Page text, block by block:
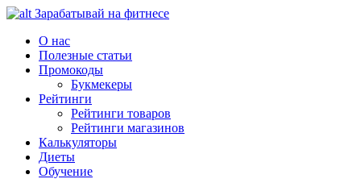
Зарабатывай на фитнесе
О нас
Полезные статьи
Промокоды
Букмекеры
Рейтинги
Рейтинги товаров
Рейтинги магазинов
Калькуляторы
Диеты
Обучение